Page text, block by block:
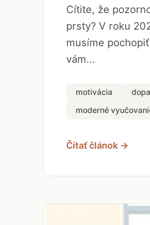
Cítite, že
prsty? V roku
musíme
vám...
motivácia
moderné
Čítať článok →